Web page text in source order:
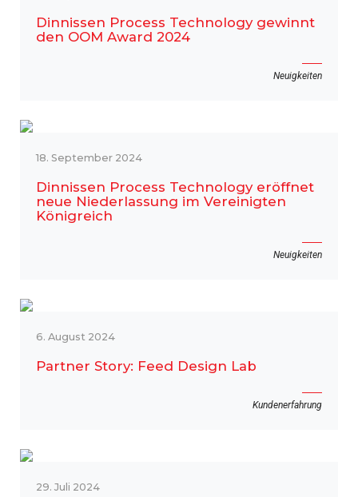
Dinnissen Process Technology gewinnt
den OOM Award 2024
Neuigkeiten
18. September 2024
Dinnissen Process Technology eröffnet
neue Niederlassung im Vereinigten
Königreich
Neuigkeiten
6. August 2024
Partner Story: Feed Design Lab
Kundenerfahrung
29. Juli 2024